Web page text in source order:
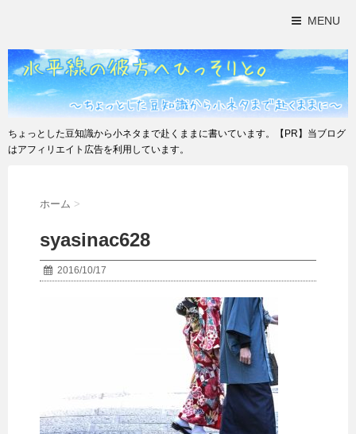
MENU
ちょっとした豆知識から小ネタまで赴くままに書いています。【PR】当ブログ
はアフィリエイト広告を利用しています。
ホーム >
syasinac628
2016/10/17